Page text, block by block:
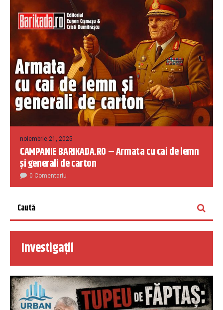
noiembrie 21, 2025
CAMPANIE BARIKADA.RO – Armata cu cai de lemn
și generali de carton
0 Comentariu
Investigații